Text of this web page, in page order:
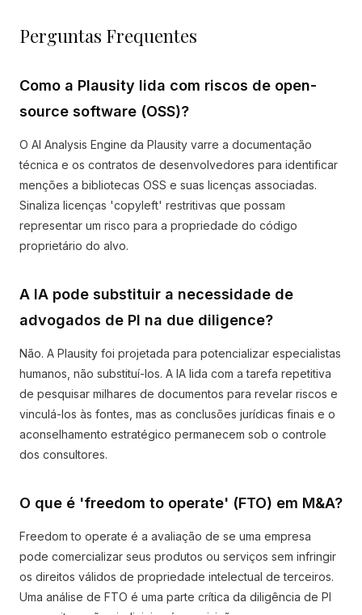
Perguntas Frequentes
Como a Plausity lida com riscos de open-
source software (OSS)?
O AI Analysis Engine da Plausity varre a documentação
técnica e os contratos de desenvolvedores para identificar
menções a bibliotecas OSS e suas licenças associadas.
Sinaliza licenças 'copyleft' restritivas que possam
representar um risco para a propriedade do código
proprietário do alvo.
A IA pode substituir a necessidade de
advogados de PI na due diligence?
Não. A Plausity foi projetada para potencializar especialistas
humanos, não substituí-los. A IA lida com a tarefa repetitiva
de pesquisar milhares de documentos para revelar riscos e
vinculá-los às fontes, mas as conclusões jurídicas finais e o
aconselhamento estratégico permanecem sob o controle
dos consultores.
O que é 'freedom to operate' (FTO) em M&A?
Freedom to operate é a avaliação de se uma empresa
pode comercializar seus produtos ou serviços sem infringir
os direitos válidos de propriedade intelectual de terceiros.
Uma análise de FTO é uma parte crítica da diligência de PI